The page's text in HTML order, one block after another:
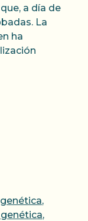
a día de
La
ha
genética,
,